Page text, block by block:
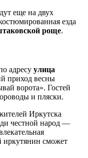
еще на двух
езда
роще.
адресу улица
приход весны
ворота». Гостей
и пляски.
Иркутска
честной народ —
иркутянин сможет